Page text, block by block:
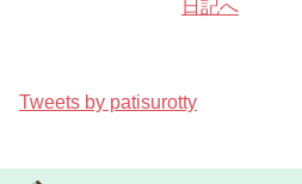
Tweets by patisurotty